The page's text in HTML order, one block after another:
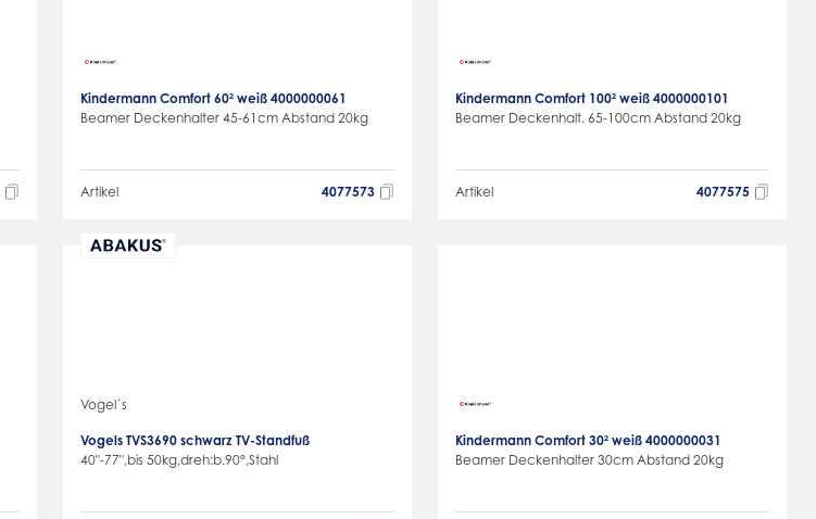
Kindermann Comfort 60² weiß 4000000061
Beamer Deckenhalter 45-61cm Abstand 20kg
Artikel 4077573
Kindermann Comfort 100² weiß 4000000101
Beamer Deckenhalt. 65-100cm Abstand 20kg
Artikel 4077575
Vogel´s
Vogels TVS3690 schwarz TV-Standfuß
40"-77",bis 50kg,dreh:b.90°,Stahl
Kindermann Comfort 30² weiß 4000000031
Beamer Deckenhalter 30cm Abstand 20kg